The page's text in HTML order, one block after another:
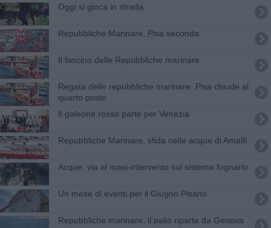
Oggi si gioca in strada
Repubbliche Marinare, Pisa seconda
Il fascino delle Repubbliche marinare
Regata delle repubbliche marinare, Pisa chiude al
quarto posto
Il galeone rosso parte per Venezia
Repubbliche Marinare, sfida nelle acque di Amalfi
Acque, via al maxi-intervento sul sistema fognario
Un mese di eventi per il Giugno Pisano
Repubbliche marinare, il palio riparte da Genova